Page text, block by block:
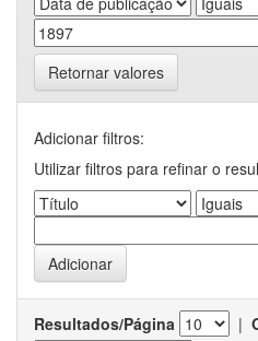
Retornar valores
Adicionar filtros:
Utilizar filtros para refinar o
Resultados/Página |